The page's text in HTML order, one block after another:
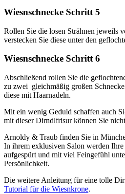
Wiesnschnecke Schritt 5
Rollen Sie die losen Strähnen jeweils
verstecken Sie diese unter den
Wiesnschnecke Schritt 6
Abschließend rollen Sie die
zu zwei gleichmäßig großen
diese mit Haarnadeln.
Mit ein wenig Geduld schaffen auch
mit dieser Dirndlfrisur können Sie
Arnoldy & Traub finden Sie in
In ihrem exklusiven Salon werden Ihre
aufgespürt und mit viel Feingefühl
Persönlichkeit.
Die weitere Anleitung für eine tolle
Tutorial für die Wiesnkrone.